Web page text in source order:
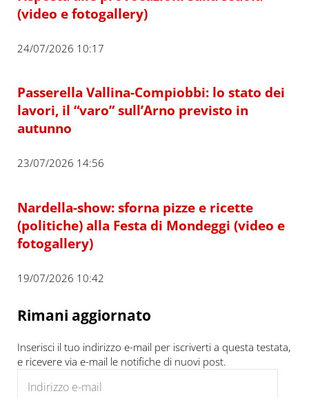
(video e fotogallery)
24/07/2026 10:17
Passerella Vallina-Compiobbi: lo stato dei
lavori, il “varo” sull’Arno previsto in
autunno
23/07/2026 14:56
Nardella-show: sforna pizze e ricette
(politiche) alla Festa di Mondeggi (video e
fotogallery)
19/07/2026 10:42
Rimani aggiornato
Inserisci il tuo indirizzo e-mail per iscriverti a questa testata,
e ricevere via e-mail le notifiche di nuovi post.